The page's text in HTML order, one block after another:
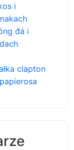
i
đá i
clapton